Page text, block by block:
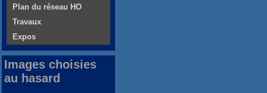
Plan du réseau HO
Travaux
Expos
Images choisies
au hasard